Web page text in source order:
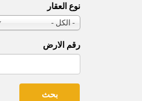
نوع العقار
- الكل -
رقم الارض